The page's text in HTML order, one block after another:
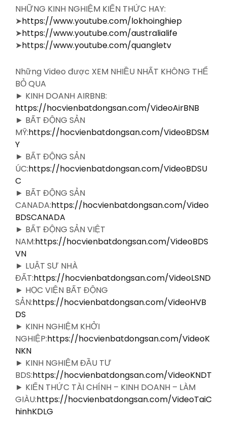
NHỮNG KINH NGHIỆM KIẾN THỨC HAY:
➤https://www.youtube.com/lokhoinghiep
➤https://www.youtube.com/australialife
➤https://www.youtube.com/quangletv
Những Video được XEM NHIỀU NHẤT KHÔNG THỂ
BỎ QUA
► KINH DOANH AIRBNB:
https://hocvienbatdongsan.com/VideoAirBNB
► BẤT ĐỘNG SẢN
MỸ:https://hocvienbatdongsan.com/VideoBDSM
Y
► BẤT ĐỘNG SẢN
ÚC:https://hocvienbatdongsan.com/VideoBDSU
C
► BẤT ĐỘNG SẢN
CANADA:https://hocvienbatdongsan.com/Video
BDSCANADA
► BẤT ĐỘNG SẢN VIỆT
NAM:https://hocvienbatdongsan.com/VideoBDS
VN
► LUẬT SƯ NHÀ
ĐẤT:https://hocvienbatdongsan.com/VideoLSND
► HỌC VIỆN BẤT ĐỘNG
SẢN:https://hocvienbatdongsan.com/VideoHVB
DS
► KINH NGHIỆM KHỞI
NGHIỆP:https://hocvienbatdongsan.com/VideoK
NKN
► KINH NGHIỆM ĐẦU TƯ
BDS:https://hocvienbatdongsan.com/VideoKNDT
► KIẾN THỨC TÀI CHÍNH – KINH DOANH – LÀM
GIÀU:https://hocvienbatdongsan.com/VideoTaiC
hinhKDLG